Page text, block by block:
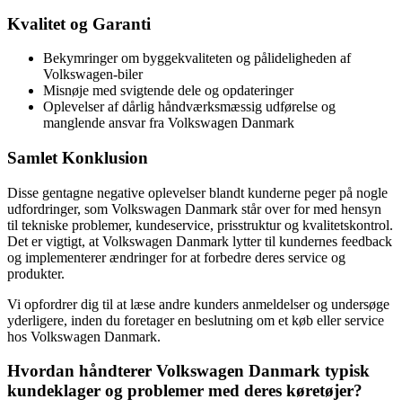
Kvalitet og Garanti
Bekymringer om byggekvaliteten og pålideligheden af
Volkswagen-biler
Misnøje med svigtende dele og opdateringer
Oplevelser af dårlig håndværksmæssig udførelse og
manglende ansvar fra Volkswagen Danmark
Samlet Konklusion
Disse gentagne negative oplevelser blandt kunderne peger på nogle
udfordringer, som Volkswagen Danmark står over for med hensyn
til tekniske problemer, kundeservice, prisstruktur og kvalitetskontrol.
Det er vigtigt, at Volkswagen Danmark lytter til kundernes feedback
og implementerer ændringer for at forbedre deres service og
produkter.
Vi opfordrer dig til at læse andre kunders anmeldelser og undersøge
yderligere, inden du foretager en beslutning om et køb eller service
hos Volkswagen Danmark.
Hvordan håndterer Volkswagen Danmark typisk
kundeklager og problemer med deres køretøjer?